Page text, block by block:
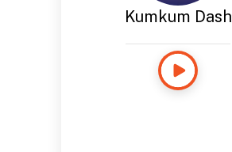
Kumkum Dash